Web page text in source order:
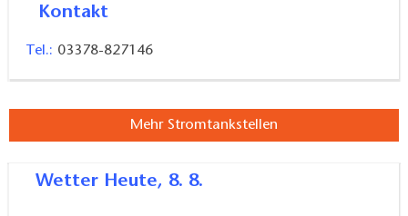
Open-Air-Veranstaltungen wie das Stadt- und
Neujahrsfest u.a. ergänzt werden.
Kontakt
Tel.: 03378-827146
Mehr Stromtankstellen
Wetter Heute, 8. 8.